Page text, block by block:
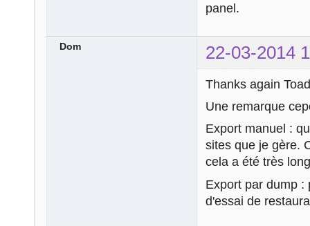
panel.
Dom 22-03-2014
Thanks again
Une remarque
Export manuel :
sites que je gère.
cela a été très
Export par dump :
d'essai de